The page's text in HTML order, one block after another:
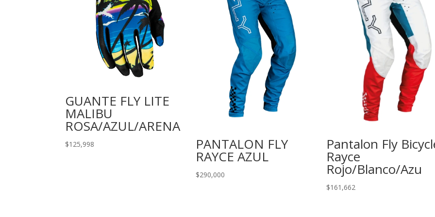
GUANTE FLY LITE
MALIBU
ROSA/AZUL/ARENA
$125,998 PANTALON FLY
RAYCE AZUL
$290,000
Pantalon Fly
Rayce
Rojo/Blanco/Azu
$161,662